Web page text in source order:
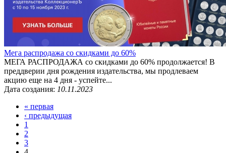
Мега распродажа со скидками до 60%
МЕГА РАСПРОДАЖА со скидками до 60% продолжается! В
преддверии дня рождения издательства, мы продлеваем
акцию еще на 4 дня - успейте...
Дата создания: 10.11.2023
« первая
‹ предыдущая
1
2
3